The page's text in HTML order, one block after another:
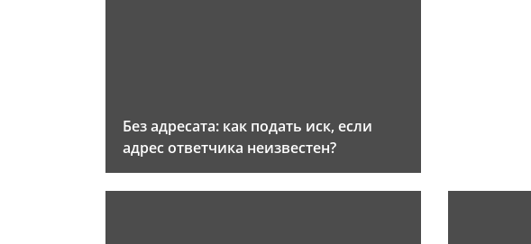
Без адресата: как подать иск, если
адрес ответчика неизвестен?